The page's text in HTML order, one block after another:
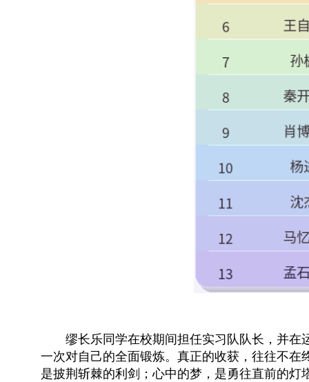
缪长乐同学在校期间担任实习队队长，并
一次对自己的全面锻炼。真正的收获，往往不
是披荆斩棘的利剑；心中的梦，是勇往直前的